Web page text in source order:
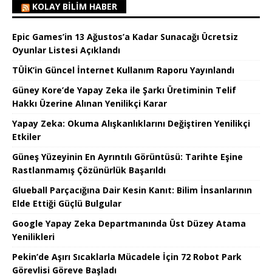
KOLAY BILIM HABER
Epic Games’in 13 Ağustos’a Kadar Sunacağı Ücretsiz
Oyunlar Listesi Açıklandı
TÜİK’in Güncel İnternet Kullanım Raporu Yayınlandı
Güney Kore’de Yapay Zeka ile Şarkı Üretiminin Telif
Hakkı Üzerine Alınan Yenilikçi Karar
Yapay Zeka: Okuma Alışkanlıklarını Değiştiren Yenilikçi
Etkiler
Güneş Yüzeyinin En Ayrıntılı Görüntüsü: Tarihte Eşine
Rastlanmamış Çözünürlük Başarıldı
Glueball Parçacığına Dair Kesin Kanıt: Bilim İnsanlarının
Elde Ettiği Güçlü Bulgular
Google Yapay Zeka Departmanında Üst Düzey Atama
Yenilikleri
Pekin’de Aşırı Sıcaklarla Mücadele İçin 72 Robot Park
Görevlisi Göreve Başladı